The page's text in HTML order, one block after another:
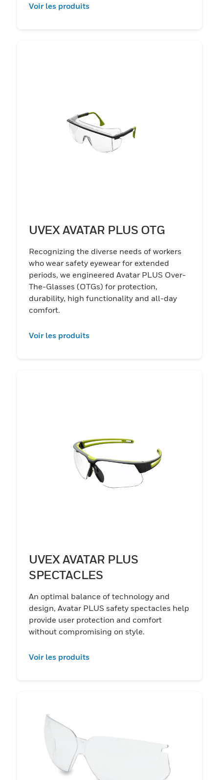
Voir les produits
UVEX AVATAR PLUS OTG
Recognizing the diverse needs of workers
who wear safety eyewear for extended
periods, we engineered Avatar PLUS Over-
The-Glasses (OTGs) for protection,
durability, high functionality and all-day
comfort.
Voir les produits
UVEX AVATAR PLUS
SPECTACLES
An optimal balance of technology and
design, Avatar PLUS safety spectacles help
provide user protection and comfort
without compromising on style.
Voir les produits